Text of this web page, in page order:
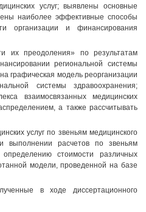
услуг; выявлены основные
наиболее эффективные способы
организации и финансирования
их преодоления» по результатам
региональной системы
графическая модель реорганизации
системы здравоохранения;
взаимосвязанных медицинских
а также рассчитывать
услуг по звеньям медицинского
выполнении расчетов по звеньям
стоимости различных
модели, проведенной на базе
в ходе диссертационного